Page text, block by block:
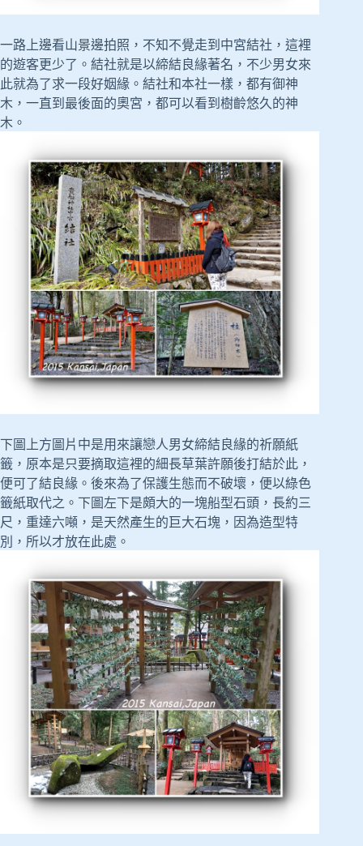
一路上邊看山景邊拍照，不知不覺走到中宮結社，這裡
的遊客更少了。結社就是以締結良緣著名，不少男女來
此就為了求一段好姻緣。結社和本社一樣，都有御神
木，一直到最後面的奧宮，都可以看到樹齡悠久的神
木。
下圖上方圖片中是用來讓戀人男女締結良緣的祈願紙
籤，原本是只要摘取這裡的細長草葉許願後打結於此，
便可了結良緣。後來為了保護生態而不破壞，便以綠色
籤紙取代之。下圖左下是頗大的一塊船型石頭，長約三
尺，重達六噸，是天然產生的巨大石塊，因為造型特
別，所以才放在此處。